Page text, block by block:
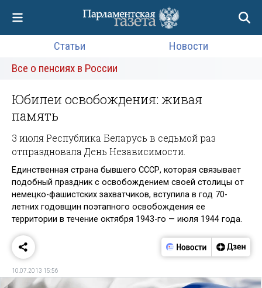
Статьи
Новости
Все о пенсиях в России
Юбилеи освобождения: живая
память
3 июля Республика Беларусь в седьмой раз
отпраздновала День Независимости.
Единственная страна бывшего СССР, которая связывает
подобный праздник с освобождением своей столицы от
немецко-фашистских захватчиков, вступила в год 70-
летних годовщин поэтапного освобождения ее
территории в течение октября 1943-го — июля 1944 года.
10.07.2013 15:56